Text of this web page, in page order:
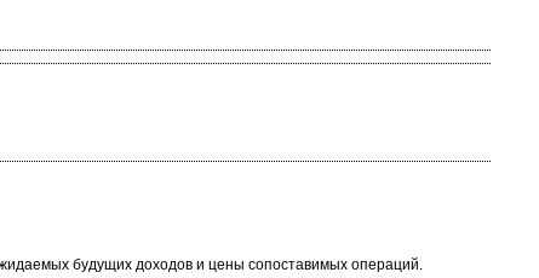
будущих доходов и цены сопоставимых операций.